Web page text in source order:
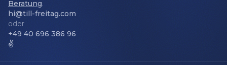
Beratung.
hi@till-freitag.com
oder
+49 40 696 386 96
✌️